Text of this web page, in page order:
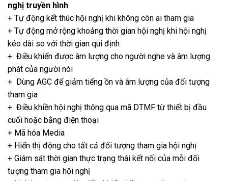
nghị truyền hình
+ Tự động kết thúc hội nghị khi không còn ai tham gia
+ Tự động mở rộng khoảng thời gian hội nghị khi hội nghị
kéo dài so với thời gian qui định
+ Điều khiển được âm lượng cho người nghe và âm lượng
phát của người nói
+ Dùng AGC để giảm tiếng ồn và âm lượng của đối tượng
tham gia
+ Điều khiền hội nghị thông qua mã DTMF từ thiết bị đầu
cuối hoặc bằng điện thoại
+ Mã hóa Media
+ Hiển thị động cho tất cả đối tượng tham gia hội nghị
+ Giám sát thời gian thực trạng thái kết nối của mỗi đối
tượng tham gia hội nghị